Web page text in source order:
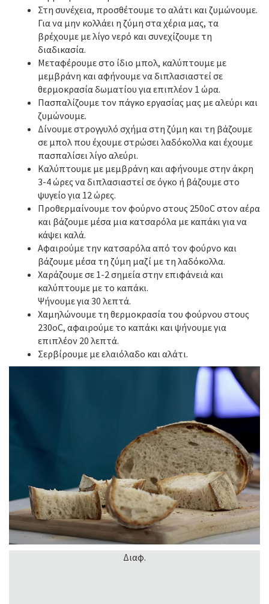
Στη συνέχεια, προσθέτουμε το αλάτι και ζυμώνουμε.
Για να μην κολλάει η ζύμη στα χέρια μας, τα
βρέχουμε με λίγο νερό και συνεχίζουμε τη
διαδικασία.
Μεταφέρουμε στο ίδιο μπολ, καλύπτουμε με
μεμβράνη και αφήνουμε να διπλασιαστεί σε
θερμοκρασία δωματίου για επιπλέον 1 ώρα.
Πασπαλίζουμε τον πάγκο εργασίας μας με αλεύρι και
ζυμώνουμε.
Δίνουμε στρογγυλό σχήμα στη ζύμη και τη βάζουμε
σε μπολ που έχουμε στρώσει λαδόκολλα και έχουμε
πασπαλίσει λίγο αλεύρι.
Καλύπτουμε με μεμβράνη και αφήνουμε στην άκρη
3-4 ώρες να διπλασιαστεί σε όγκο ή βάζουμε στο
ψυγείο για 12 ώρες.
Προθερμαίνουμε τον φούρνο στους 250οC στον αέρα
και βάζουμε μέσα μια κατσαρόλα με καπάκι για να
κάψει καλά.
Αφαιρούμε την κατσαρόλα από τον φούρνο και
βάζουμε μέσα τη ζύμη μαζί με τη λαδόκολλα.
Χαράζουμε σε 1-2 σημεία στην επιφάνειά και
καλύπτουμε με το καπάκι.
Ψήνουμε για 30 λεπτά.
Χαμηλώνουμε τη θερμοκρασία του φούρνου στους
230οC, αφαιρούμε το καπάκι και ψήνουμε για
επιπλέον 20 λεπτά.
Σερβίρουμε με ελαιόλαδο και αλάτι.
Διαφ.